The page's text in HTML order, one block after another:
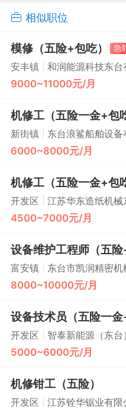
相似职位
模修（五险+包吃）
急
安丰镇
和润能源科技东台
9000~11000元/月
机修工（五险一金+包
新街镇 东台浪鲨船舶设备
6000~8000元/月
机修工（五险一金+包
开发区 江苏华东造纸机械
4500~7000元/月
设备维护工程师（五险
富安镇 东台市凯润精密机
8000~10000元/月
设备技术员（五险一金
开发区
智泰新能源（东台
5000~6000元/月
机修钳工（五险）
开发区 江苏铨华锯业有限